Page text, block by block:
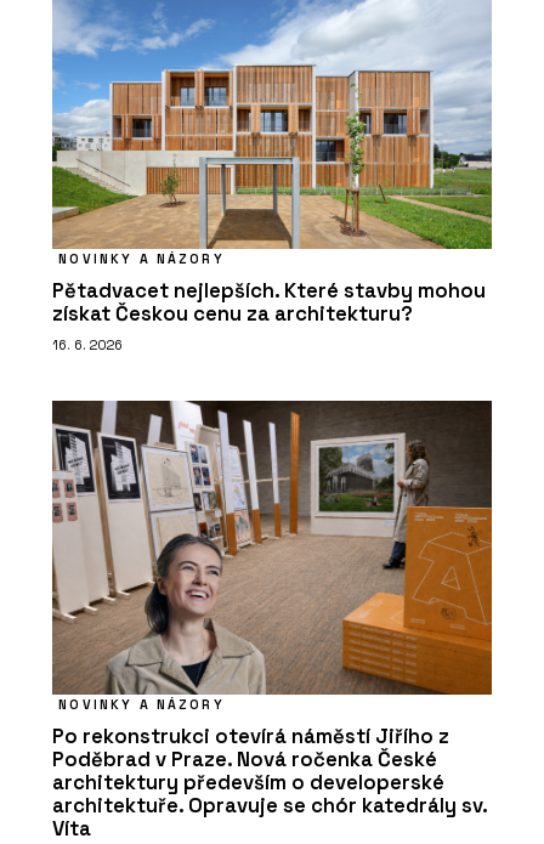
NOVINKY A NÁZORY
Pětadvacet nejlepších. Které stavby mohou
získat Českou cenu za architekturu?
16. 6. 2026
NOVINKY A NÁZORY
Po rekonstrukci otevírá náměstí Jiřího z
Poděbrad v Praze. Nová ročenka České
architektury především o developerské
architektuře. Opravuje se chór katedrály sv.
Víta